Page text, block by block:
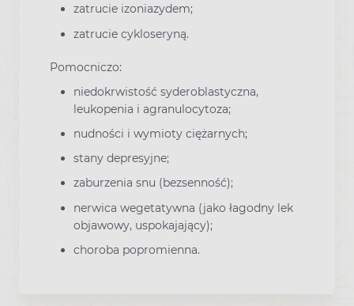
zatrucie izoniazydem;
zatrucie cykloseryną.
Pomocniczo:
niedokrwistość syderoblastyczna,
leukopenia i agranulocytoza;
nudności i wymioty ciężarnych;
stany depresyjne;
zaburzenia snu (bezsenność);
nerwica wegetatywna (jako łagodny lek
objawowy, uspokajający);
choroba popromienna.